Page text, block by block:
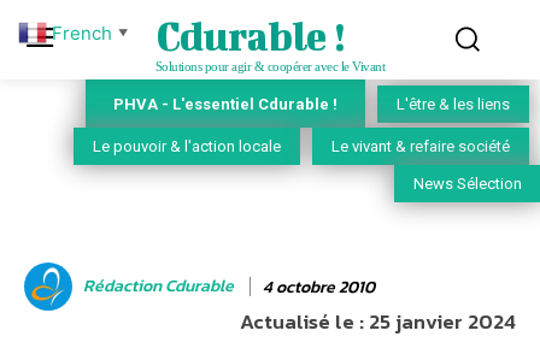
Cdurable !
Solutions pour agir & coopérer avec le Vivant
PHVA - L'essentiel Cdurable ! L'être & les liens
Le pouvoir & l'action locale Le vivant & refaire société
News Sélection
Rédaction Cdurable 4 octobre 2010
Actualisé le :25 janvier 2024
French ▼